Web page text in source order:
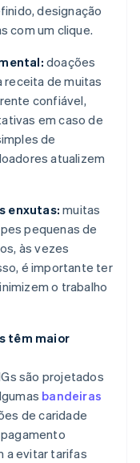
designação
com um clique.
doações
receita de muitas
confiável,
em caso de
de
atualizem
enxutas: muitas
pequenas de
às vezes
é importante ter
o trabalho
têm maior
são projetados
bandeiras
de caridade
a evitar tarifas